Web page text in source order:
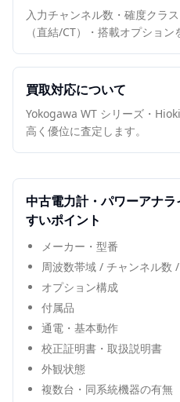
入力チャンネル数・確度クラ
（直結/CT）・搭載オプション
買取対応について
Yokogawa WT シリーズ・
高く優位に査定します。
中古電力計・パワーアナラ
すいポイント
メーカー・型番
周波数帯域 / チャンネル数
オプション構成
付属品
通電・基本動作
校正証明書・取扱説明書
外観状態
複数台・同系統機器の有無